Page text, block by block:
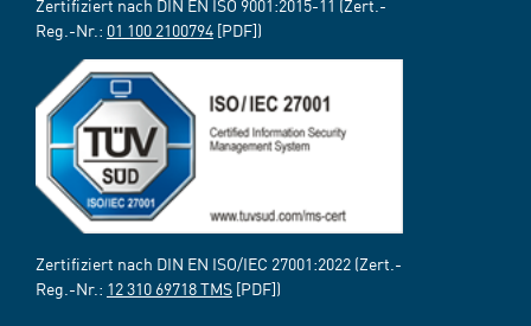
Zertifiziert nach DIN EN ISO 9001:2015-11 (Zert.-
Reg.-Nr.: 01 100 2100794 [PDF])
Zertifiziert nach DIN EN ISO/IEC 27001:2022 (Zert.-
Reg.-Nr.: 12 310 69718 TMS [PDF])